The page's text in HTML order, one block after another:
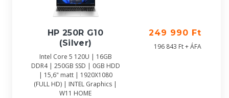
HP 250R G10
(Silver)
Intel Core 5 120U | 16GB
DDR4 | 250GB SSD | 0GB HDD
| 15,6" matt | 1920X1080
(FULL HD) | INTEL Graphics |
W11 HOME
249 990 Ft
196 843 Ft + ÁFA